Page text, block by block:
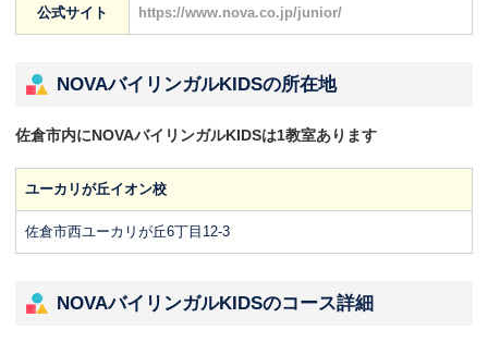
公式サイト https://www.nova.co.jp/junior/
NOVAバイリンガルKIDSの所在地
佐倉市内にNOVAバイリンガルKIDSは1教室あります
ユーカリが丘イオン校
佐倉市西ユーカリが丘6丁目12-3
NOVAバイリンガルKIDSのコース詳細